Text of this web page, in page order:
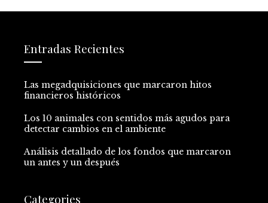
Entradas Recientes
Las megadquisiciones que marcaron hitos
financieros históricos
Los 10 animales con sentidos más agudos para
detectar cambios en el ambiente
Análisis detallado de los fondos que marcaron
un antes y un después
Categories